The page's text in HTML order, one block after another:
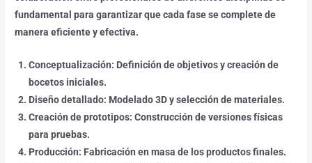
fundamental para garantizar que cada fase se complete de
manera eficiente y efectiva.
Conceptualización: Definición de objetivos y creación de
bocetos iniciales.
Diseño detallado: Modelado 3D y selección de materiales.
Creación de prototipos: Construcción de versiones físicas
para pruebas.
Producción: Fabricación en masa de los productos finales.